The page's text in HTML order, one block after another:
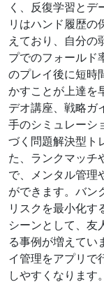
く、反復学習とデ
リはハンド履歴の
えており、自分の
プでのフォールド
のプレイ後に短時
かすことが上達を
デオ講座、戦略ガ
手のシミュレーシ
づく問題解決型ト
た、ランクマッチ
で、メンタル管理
ができます。バン
リスクを最小化す
シーンとして、友
る事例が増えてい
イ管理をアプリで
しやすくなります